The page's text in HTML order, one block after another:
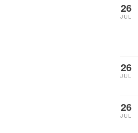
26
JUL
26
JUL
26
JUL